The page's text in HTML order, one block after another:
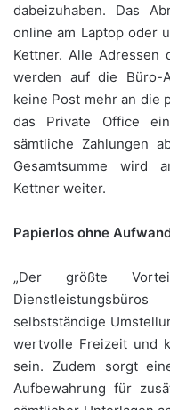
dabeizuhaben. Das
online am Laptop oder
Kettner. Alle Adressen
werden auf die Büro-
keine Post mehr an die
das Private Office
sämtliche Zahlungen
Gesamtsumme wird
Kettner weiter.
Papierlos ohne
„Der größte
selbstständige
wertvolle Freizeit und
sein. Zudem sorgt
Aufbewahrung für